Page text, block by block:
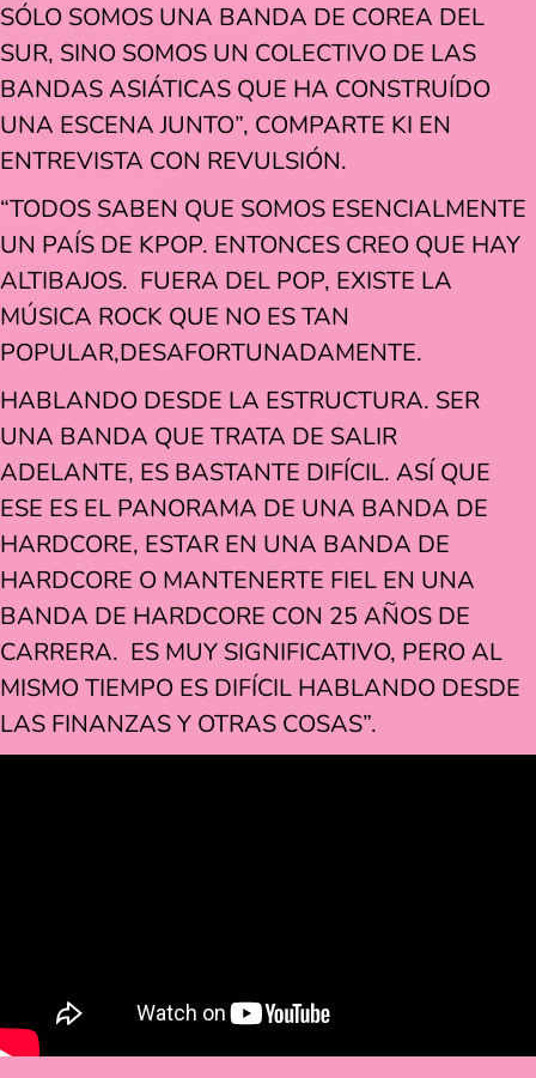
SÓLO SOMOS UNA BANDA DE COREA DEL
SUR, SINO SOMOS UN COLECTIVO DE LAS
BANDAS ASIÁTICAS QUE HA CONSTRUÍDO
UNA ESCENA JUNTO”, COMPARTE KI EN
ENTREVISTA CON REVULSIÓN.
“TODOS SABEN QUE SOMOS ESENCIALMENTE
UN PAÍS DE KPOP. ENTONCES CREO QUE HAY
ALTIBAJOS. FUERA DEL POP, EXISTE LA
MÚSICA ROCK QUE NO ES TAN
POPULAR,DESAFORTUNADAMENTE.
HABLANDO DESDE LA ESTRUCTURA. SER
UNA BANDA QUE TRATA DE SALIR
ADELANTE, ES BASTANTE DIFÍCIL. ASÍ QUE
ESE ES EL PANORAMA DE UNA BANDA DE
HARDCORE, ESTAR EN UNA BANDA DE
HARDCORE O MANTENERTE FIEL EN UNA
BANDA DE HARDCORE CON 25 AÑOS DE
CARRERA. ES MUY SIGNIFICATIVO, PERO AL
MISMO TIEMPO ES DIFÍCIL HABLANDO DESDE
LAS FINANZAS Y OTRAS COSAS”.